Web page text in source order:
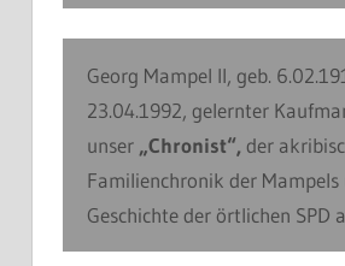
Georg Mampel II, geb.
23.04.1992, gelernter
unser „Chronist“, der
Familienchronik der Mampels
Geschichte der örtlichen SPD